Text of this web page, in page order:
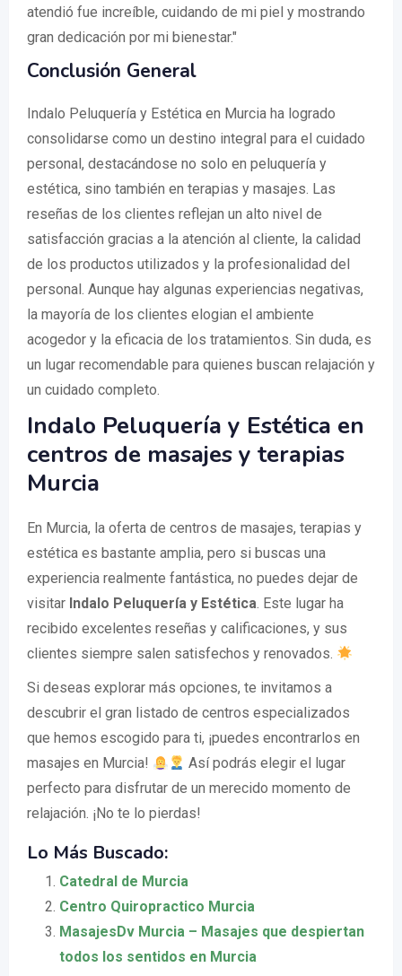
atendió fue increíble, cuidando de mi piel y mostrando
gran dedicación por mi bienestar."
Conclusión General
Indalo Peluquería y Estética en Murcia ha logrado
consolidarse como un destino integral para el cuidado
personal, destacándose no solo en peluquería y
estética, sino también en terapias y masajes. Las
reseñas de los clientes reflejan un alto nivel de
satisfacción gracias a la atención al cliente, la calidad
de los productos utilizados y la profesionalidad del
personal. Aunque hay algunas experiencias negativas,
la mayoría de los clientes elogian el ambiente
acogedor y la eficacia de los tratamientos. Sin duda, es
un lugar recomendable para quienes buscan relajación y
un cuidado completo.
Indalo Peluquería y Estética en
centros de masajes y terapias
Murcia
En Murcia, la oferta de centros de masajes, terapias y
estética es bastante amplia, pero si buscas una
experiencia realmente fantástica, no puedes dejar de
visitar Indalo Peluquería y Estética. Este lugar ha
recibido excelentes reseñas y calificaciones, y sus
clientes siempre salen satisfechos y renovados.
Si deseas explorar más opciones, te invitamos a
descubrir el gran listado de centros especializados
que hemos escogido para ti, ¡puedes encontrarlos en
masajes en Murcia!
Así podrás elegir el lugar
perfecto para disfrutar de un merecido momento de
relajación. ¡No te lo pierdas!
Lo Más Buscado:
Catedral de Murcia
Centro Quiropractico Murcia
MasajesDv Murcia – Masajes que despiertan
todos los sentidos en Murcia